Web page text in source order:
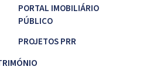
PORTAL IMOBILIÁRIO
PÚBLICO
PROJETOS PRR